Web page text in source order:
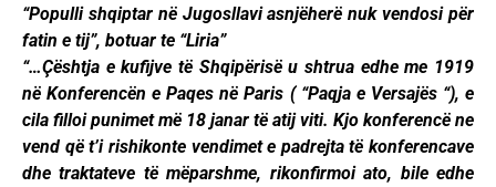
“Populli shqiptar në Jugosllavi asnjëherë nuk vendosi për
fatin e tij”, botuar te “Liria”
“…Çështja e kufijve të Shqipërisë u shtrua edhe me 1919
në Konferencën e Paqes në Paris ( “Paqja e Versajës “), e
cila filloi punimet më 18 janar të atij viti. Kjo konferencë ne
vend që t’i rishikonte vendimet e padrejta të konferencave
dhe traktateve të mëparshme, rikonfirmoi ato, bile edhe